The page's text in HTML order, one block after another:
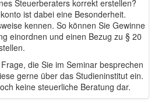
Steuerberaters korrekt erstellen?
ist dabei eine Besonderheit.
kennen. So können Sie Gewinne
einordnen und einen Bezug zu § 20
die Sie im Seminar besprechen
gerne über das Studieninstitut ein.
keine steuerliche Beratung dar.